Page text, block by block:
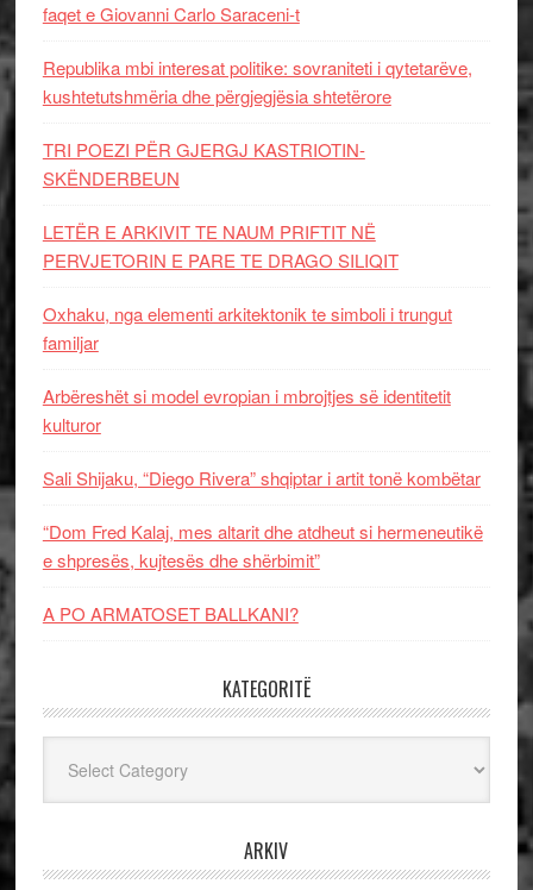
faqet e Giovanni Carlo Saraceni-t
Republika mbi interesat politike: sovraniteti i qytetarëve,
kushtetutshmëria dhe përgjegjësia shtetërore
TRI POEZI PËR GJERGJ KASTRIOTIN-
SKËNDERBEUN
LETËR E ARKIVIT TE NAUM PRIFTIT NË
PERVJETORIN E PARE TE DRAGO SILIQIT
Oxhaku, nga elementi arkitektonik te simboli i trungut
familjar
Arbëreshët si model evropian i mbrojtjes së identitetit
kulturor
Sali Shijaku, “Diego Rivera” shqiptar i artit tonë kombëtar
“Dom Fred Kalaj, mes altarit dhe atdheut si hermeneutikë
e shpresës, kujtesës dhe shërbimit”
A PO ARMATOSET BALLKANI?
KATEGORITË
ARKIV